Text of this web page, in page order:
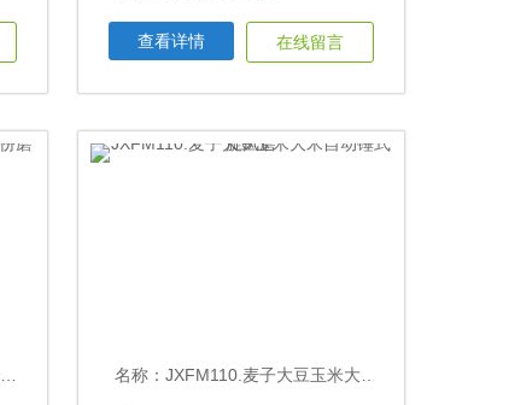
查看详情 在线留言
名称： JXFM110.麦子大豆玉米大米自动锤式旋风磨